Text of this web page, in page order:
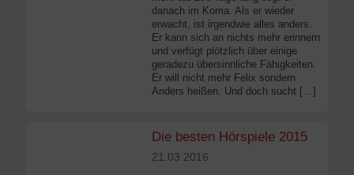
danach im Koma. Als er wieder
erwacht, ist irgendwie alles anders.
Er kann sich an nichts mehr erinnern
und verfügt plötzlich über einige
geradezu übersinnliche Fähigkeiten.
Er will nicht mehr Felix sondern
Anders heißen. Und doch sucht […]
Die besten Hörspiele 2015
21.03.2016